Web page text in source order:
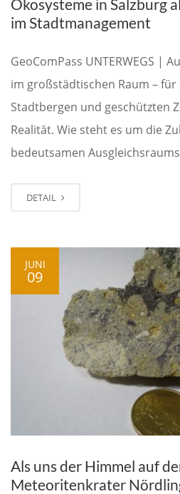
Ökosysteme in Salzburg
im Stadtmanagement
GeoComPass UNTERWEGS |
im großstädtischen Raum –
Stadtbergen und geschützten
Realität. Wie steht es um die
bedeutsamen
DETAIL
JUNI
09
Als uns der Himmel auf
Meteoritenkrater